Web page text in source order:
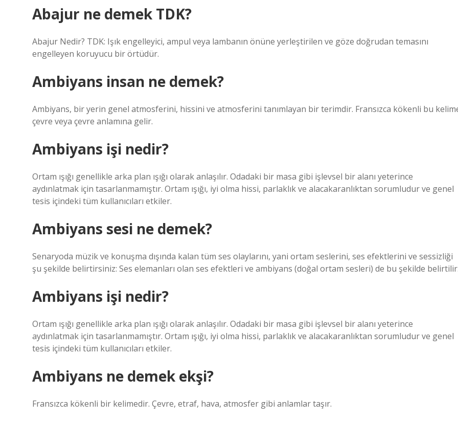
Abajur ne demek TDK?
Abajur Nedir? TDK: Işık engelleyici, ampul veya lambanın önüne yerleştirilen ve göze doğrudan temasını
engelleyen koruyucu bir örtüdür.
Ambiyans insan ne demek?
Ambiyans, bir yerin genel atmosferini, hissini ve atmosferini tanımlayan bir terimdir. Fransızca kökenli bu
çevre veya çevre anlamına gelir.
Ambiyans işi nedir?
Ortam ışığı genellikle arka plan ışığı olarak anlaşılır. Odadaki bir masa gibi işlevsel bir alanı yeterince
aydınlatmak için tasarlanmamıştır. Ortam ışığı, iyi olma hissi, parlaklık ve alacakaranlıktan sorumludur ve genel
tesis içindeki tüm kullanıcıları etkiler.
Ambiyans sesi ne demek?
Senaryoda müzik ve konuşma dışında kalan tüm ses olaylarını, yani ortam seslerini, ses efektlerini ve sessizliği
şu şekilde belirtirsiniz: Ses elemanları olan ses efektleri ve ambiyans (doğal ortam sesleri) de bu şekilde
Ambiyans işi nedir?
Ortam ışığı genellikle arka plan ışığı olarak anlaşılır. Odadaki bir masa gibi işlevsel bir alanı yeterince
aydınlatmak için tasarlanmamıştır. Ortam ışığı, iyi olma hissi, parlaklık ve alacakaranlıktan sorumludur ve genel
tesis içindeki tüm kullanıcıları etkiler.
Ambiyans ne demek ekşi?
Fransızca kökenli bir kelimedir. Çevre, etraf, hava, atmosfer gibi anlamlar taşır.